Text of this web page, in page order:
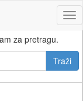
za pretragu.